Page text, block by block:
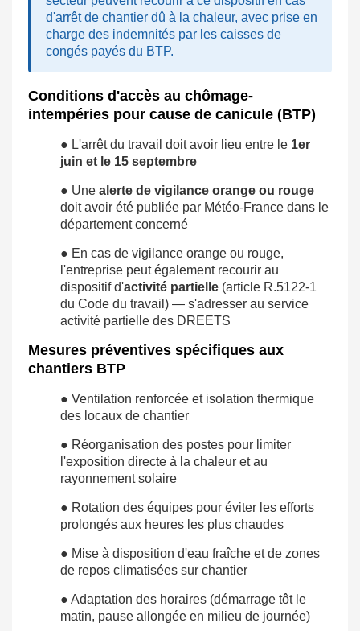
d'arrêt de chantier dû à la chaleur, avec prise en
charge des indemnités par les caisses de
congés payés du BTP.
Conditions d'accès au chômage-
intempéries pour cause de canicule (BTP)
● L'arrêt du travail doit avoir lieu entre le 1er
juin et le 15 septembre
● Une alerte de vigilance orange ou rouge
doit avoir été publiée par Météo-France dans le
département concerné
● En cas de vigilance orange ou rouge,
l'entreprise peut également recourir au
dispositif d'activité partielle (article R.5122-1
du Code du travail) — s'adresser au service
activité partielle des DREETS
Mesures préventives spécifiques aux
chantiers BTP
● Ventilation renforcée et isolation thermique
des locaux de chantier
● Réorganisation des postes pour limiter
l'exposition directe à la chaleur et au
rayonnement solaire
● Rotation des équipes pour éviter les efforts
prolongés aux heures les plus chaudes
● Mise à disposition d'eau fraîche et de zones
de repos climatisées sur chantier
● Adaptation des horaires (démarrage tôt le
matin, pause allongée en milieu de journée)